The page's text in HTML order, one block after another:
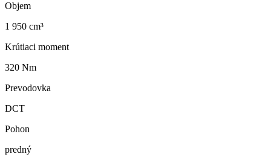
Objem
1 950 cm³
Krútiaci moment
320 Nm
Prevodovka
DCT
Pohon
predný